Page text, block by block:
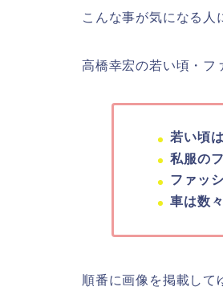
こんな事が気になる人
高橋幸宏の若い頃・フ
若い頃
私服の
ファッ
車は数
順番に画像を掲載して